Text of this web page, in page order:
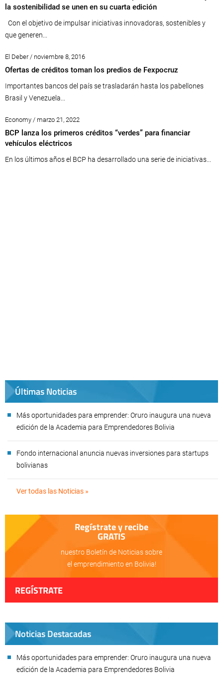
la sostenibilidad se unen en su cuarta edición
Con el objetivo de impulsar iniciativas innovadoras, sostenibles y
que generen...
El Deber / noviembre 8, 2016
Ofertas de créditos toman los predios de Fexpocruz
Importantes bancos del país se trasladarán hasta los pabellones
Brasil y Venezuela...
Economy / marzo 21, 2022
BCP lanza los primeros créditos “verdes” para financiar
vehículos eléctricos
En los últimos años el BCP ha desarrollado una serie de iniciativas...
Últimas Noticias
Más oportunidades para emprender: Oruro inaugura una nueva
edición de la Academia para Emprendedores Bolivia
Fondo internacional anuncia nuevas inversiones para startups
bolivianas
Ver todas las Noticias »
Regístrate y recibe
GRATIS
nuestro Boletín de Noticias sobre
el emprendimiento en Bolivia!
REGÍSTRATE
Noticias Destacadas
Más oportunidades para emprender: Oruro inaugura una nueva
edición de la Academia para Emprendedores Bolivia